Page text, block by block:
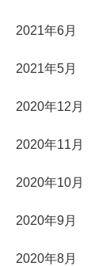
2021年6月
2021年5月
2020年12月
2020年11月
2020年10月
2020年9月
2020年8月